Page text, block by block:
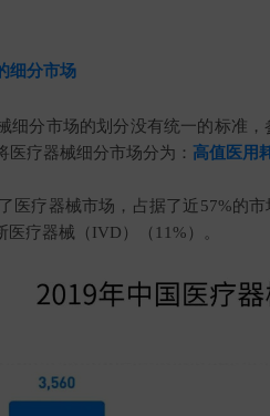
细分市场
细分市场的划分没有统一的标准
疗器械细分市场分为： 高值医用
医疗器械市场，占据了近57%的
疗器械（IVD）（11%）。